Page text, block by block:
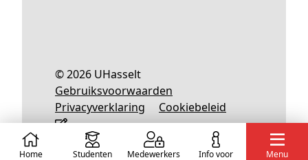
© 2026 UHasselt
Gebruiksvoorwaarden
Privacyverklaring
Cookiebeleid
Home Studenten Medewerkers info voor Menu